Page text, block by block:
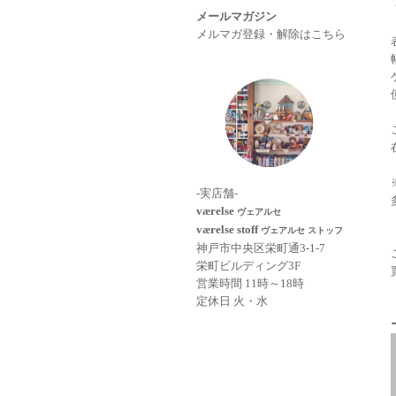
メールマガジン
メルマガ登録・解除はこちら
-実店舗-
værelse ヴェアルセ
værelse stoff ヴェアルセ ストッフ
神戸市中央区栄町通3-1-7
栄町ビルディング3F
営業時間 11時～18時
定休日 火・水